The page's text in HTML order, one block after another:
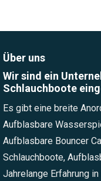
Über uns
Wir sind ein
Schlauchboote
Es gibt eine breite
Aufblasbare
Aufblasbare Bouncer
Schlauchboote,
Jahrelange Erfahrung